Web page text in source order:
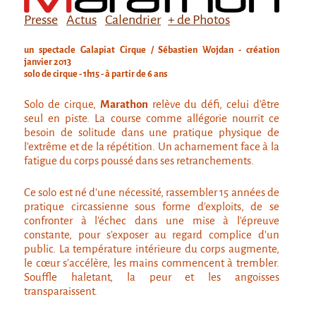
Attraction Capillaire
Courbatures
La Brise de la Pastille
L'âne & la carotte
Les maîtres du désordre
L'essaim - Projet participatif autour de la
Brise de la Pastille
Mad in Finland
Préviens les autres
Sans-culotte
Sans-Culotte
Presse Actus Calendrier + de Photos
un spectacle Galapiat Cirque / Sébastien Wojdan - création
janvier 2013
solo de cirque - 1h15 - à partir de 6 ans
Solo de cirque, Marathon relève du défi, celui d’être
seul en piste. La course comme allégorie nourrit ce
besoin de solitude dans une pratique physique de
l’extrême et de la répétition. Un acharnement face à la
fatigue du corps poussé dans ses retranchements.
Ce solo est né d’une nécessité, rassembler 15 années de
pratique circassienne sous forme d’exploits, de se
confronter à l’échec dans une mise à l’épreuve
constante, pour s’exposer au regard complice d’un
public. La température intérieure du corps augmente,
le cœur s'accélère, les mains commencent à trembler.
Souffle haletant, la peur et les angoisses
transparaissent.